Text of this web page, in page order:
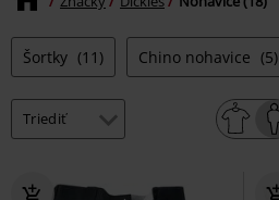
Šortky (11) Chino nohavice (5)